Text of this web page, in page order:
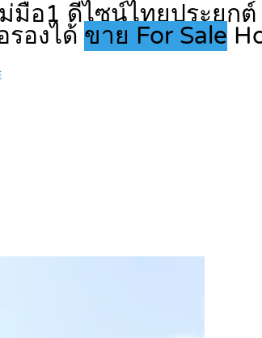
มือ1 ดีไซน์ไทยประยุก
องได้ ขาย For Sale